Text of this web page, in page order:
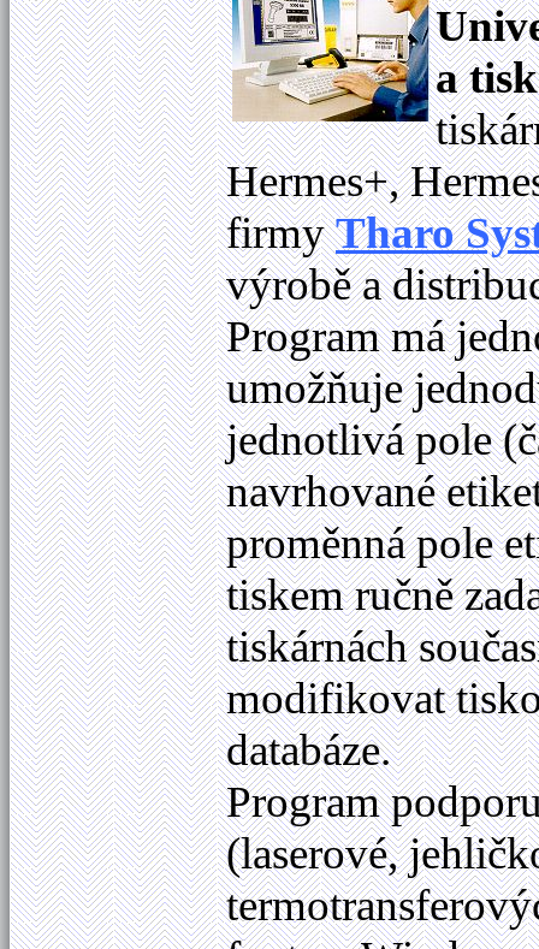
a
Hermes+,
firmyTharo
výrobě a
Program má
umožňuje
jednotlivá pole
navrhované
proměnná pole
tiskem ručně
tiskárnách
modifikovat
databáze.
Program
(laserové,